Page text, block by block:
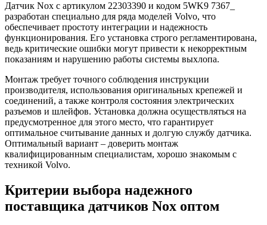
Датчик Nox с артикулом 22303390 и кодом 5WK9 7367_
разработан специально для ряда моделей Volvo, что
обеспечивает простоту интеграции и надежность
функционирования. Его установка строго регламентирована,
ведь критические ошибки могут привести к некорректным
показаниям и нарушению работы системы выхлопа.
Монтаж требует точного соблюдения инструкции
производителя, использования оригинальных крепежей и
соединений, а также контроля состояния электрических
разъемов и шлейфов. Установка должна осуществляться на
предусмотренное для этого место, что гарантирует
оптимальное считывание данных и долгую службу датчика.
Оптимальный вариант – доверить монтаж
квалифицированным специалистам, хорошо знакомым с
техникой Volvo.
Критерии выбора надежного
поставщика датчиков Nox оптом